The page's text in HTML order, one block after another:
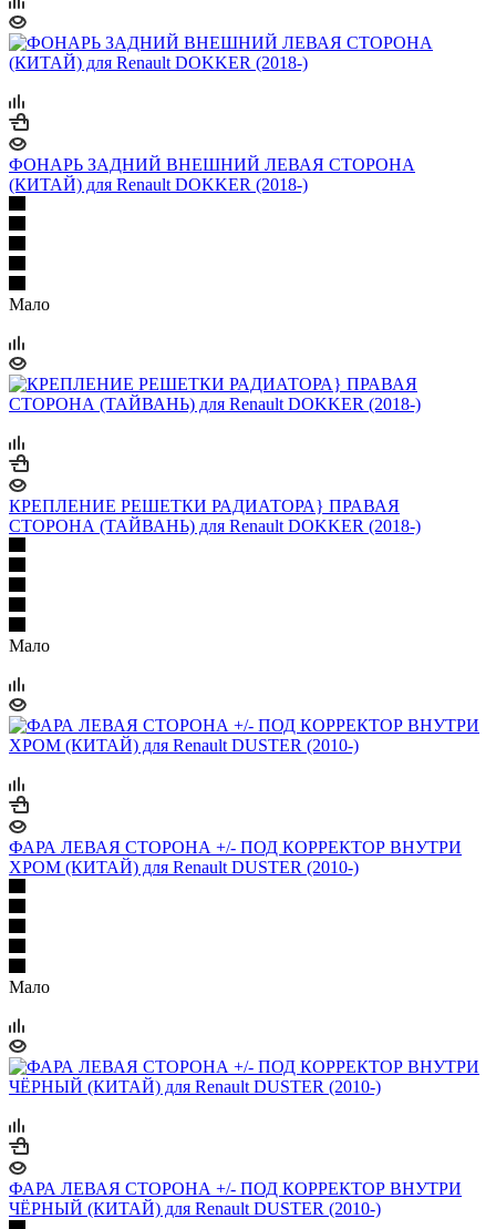
ФОНАРЬ ЗАДНИЙ ВНЕШНИЙ ЛЕВАЯ СТОРОНА
(КИТАЙ) для Renault DOKKER (2018-)
Мало
КРЕПЛЕНИЕ РЕШЕТКИ РАДИАТОРА} ПРАВАЯ
СТОРОНА (ТАЙВАНЬ) для Renault DOKKER (2018-)
Мало
ФАРА ЛЕВАЯ СТОРОНА +/- ПОД КОРРЕКТОР ВНУТРИ
ХРОМ (КИТАЙ) для Renault DUSTER (2010-)
Мало
ФАРА ЛЕВАЯ СТОРОНА +/- ПОД КОРРЕКТОР ВНУТРИ
ЧЁРНЫЙ (КИТАЙ) для Renault DUSTER (2010-)